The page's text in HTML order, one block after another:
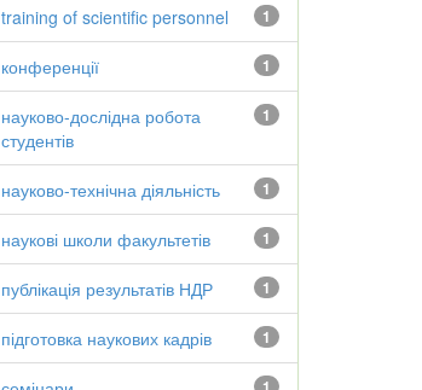
1
training of scientific personnel
1
конференції
1
науково-дослідна робота
студентів
1
науково-технічна діяльність
1
наукові школи факультетів
1
публікація результатів НДР
1
підготовка наукових кадрів